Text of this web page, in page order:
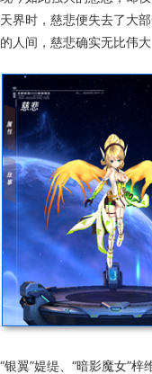
天界时，慈悲便失去了大
的人间，慈悲确实无比伟大
“银翼”媞缇、“暗影魔女”